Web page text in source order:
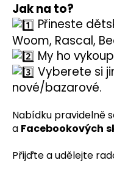
Jak na to?
Přineste
Woom, Rascal,
My ho
Vyberete si
nové/bazarové.
Nabídku pravidelně
a Facebookových
Přijďte a udělejte
ř
e
b
u
j
e
t
e
n
a